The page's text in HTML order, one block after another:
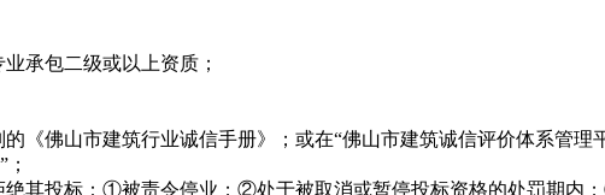
承包二级或以上资质；
的《佛山市建筑行业诚信手册》；或在“佛山市建筑诚信评价体系管
绝其投标：①被责令停业；②处于被取消或暂停投标资格的处罚期